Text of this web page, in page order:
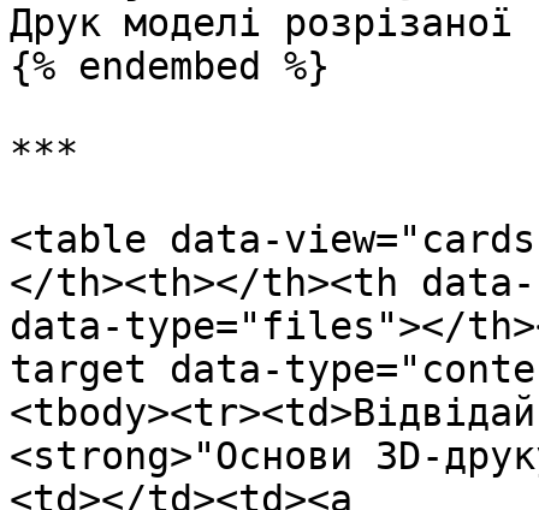
Друк моделі розрізаної
{% endembed %}
***
<table data-
</th><th></th><th
data-type="files"></
target data-
<strong>"Основи 3D-
<td></td><td><a